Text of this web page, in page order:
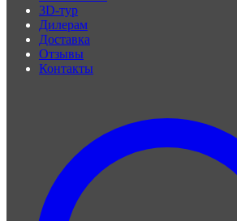
3D-тур
Дилерам
Доставка
Отзывы
Контакты